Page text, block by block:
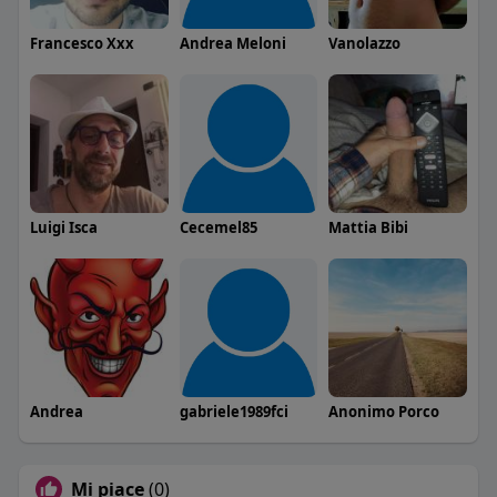
Francesco Xxx Andrea Meloni Vanolazzo
Luigi Isca Cecemel85 Mattia Bibi
Andrea gabriele1989fci Anonimo Porco
Mi piace(0)